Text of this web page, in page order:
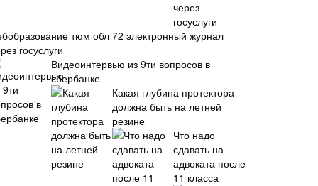
тюм обл 72 электронный журнал
госуслуги
Видеоинтервью из 9ти вопросов в
сбербанке
Какая глубина протектора
должна быть на летней
резине
Что надо
сдавать на
адвоката после
11 класса